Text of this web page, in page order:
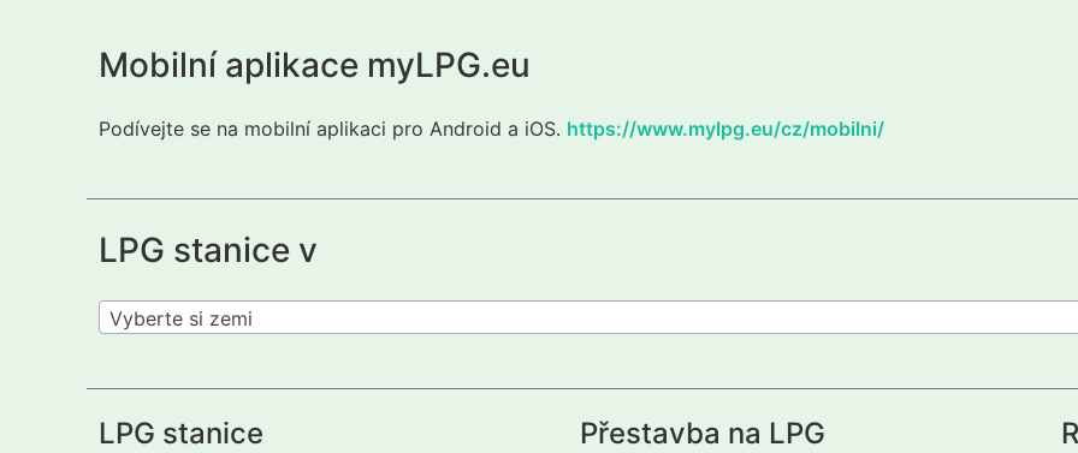
Mobilní aplikace myLPG.eu
Podívejte se na mobilní aplikaci pro Android a iOS. https://www.mylpg.eu/cz/mobilni/
LPG stanice v
Vyberte si zemi
LPG stanice Přestavba na LPG